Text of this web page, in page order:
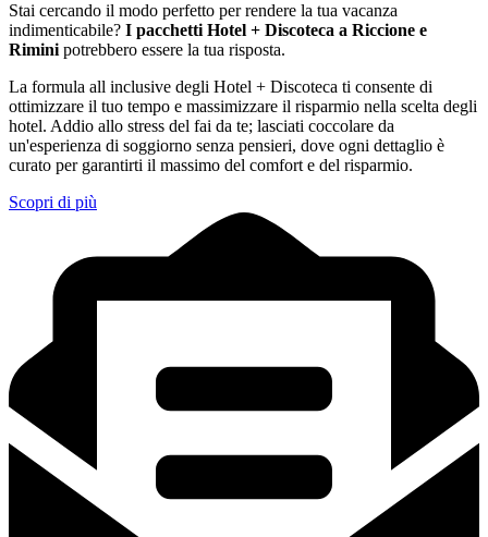
Stai cercando il modo perfetto per rendere la tua vacanza
indimenticabile? I pacchetti Hotel + Discoteca a Riccione e
Rimini potrebbero essere la tua risposta.
La formula all inclusive degli Hotel + Discoteca ti consente di
ottimizzare il tuo tempo e massimizzare il risparmio nella scelta degli
hotel. Addio allo stress del fai da te; lasciati coccolare da
un'esperienza di soggiorno senza pensieri, dove ogni dettaglio è
curato per garantirti il massimo del comfort e del risparmio.
Scopri di più